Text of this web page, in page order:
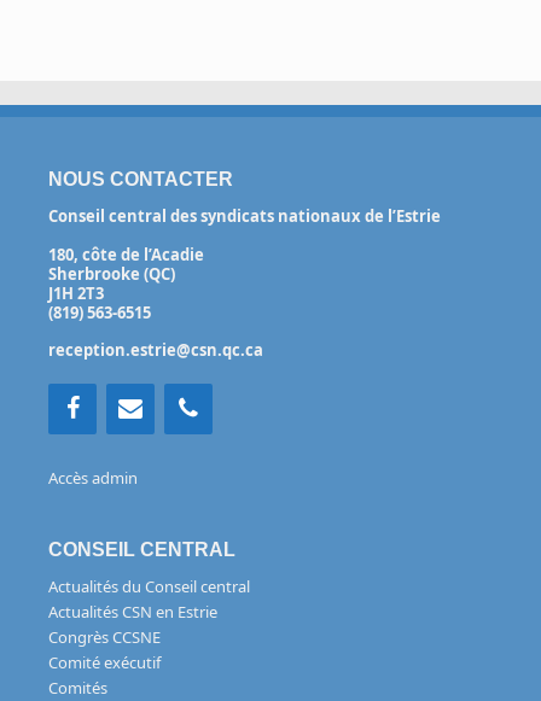
NOUS CONTACTER
Conseil central des syndicats nationaux de l’Estrie
180, côte de l’Acadie
Sherbrooke (QC)
J1H 2T3
(819) 563-6515
reception.estrie@csn.qc.ca
Accès admin
CONSEIL CENTRAL
Actualités du Conseil central
Actualités CSN en Estrie
Congrès CCSNE
Comité exécutif
Comités